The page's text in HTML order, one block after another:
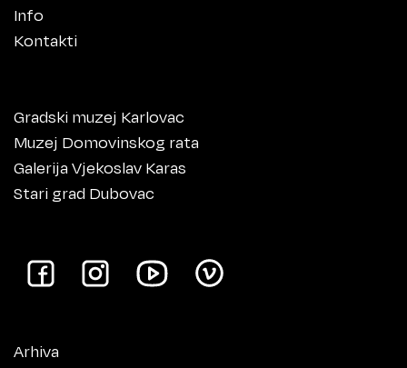
Info
Kontakti
Gradski muzej Karlovac
Muzej Domovinskog rata
Galerija Vjekoslav Karas
Stari grad Dubovac
Arhiva